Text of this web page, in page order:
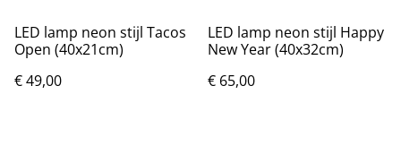
LED lamp neon stijl Tacos
Open (40x21cm)
€ 49,00
LED lamp neon stijl Happy
New Year (40x32cm)
€ 65,00